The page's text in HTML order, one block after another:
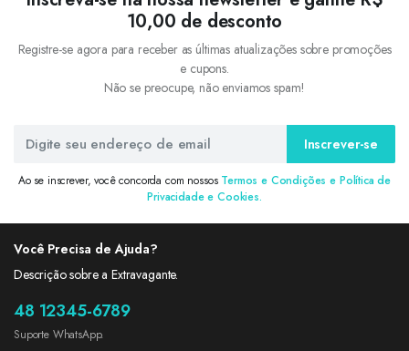
10,00 de desconto
Registre-se agora para receber as últimas atualizações sobre promoções
e cupons.
Não se preocupe, não enviamos spam!
Inscrever-se
Ao se inscrever, você concorda com nossos Termos e Condições e Política de
Privacidade e Cookies.
Você Precisa de Ajuda?
Descrição sobre a Extravagante.
48 12345-6789
Suporte WhatsApp.